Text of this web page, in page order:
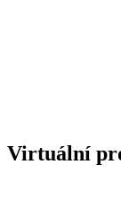
Virtuální